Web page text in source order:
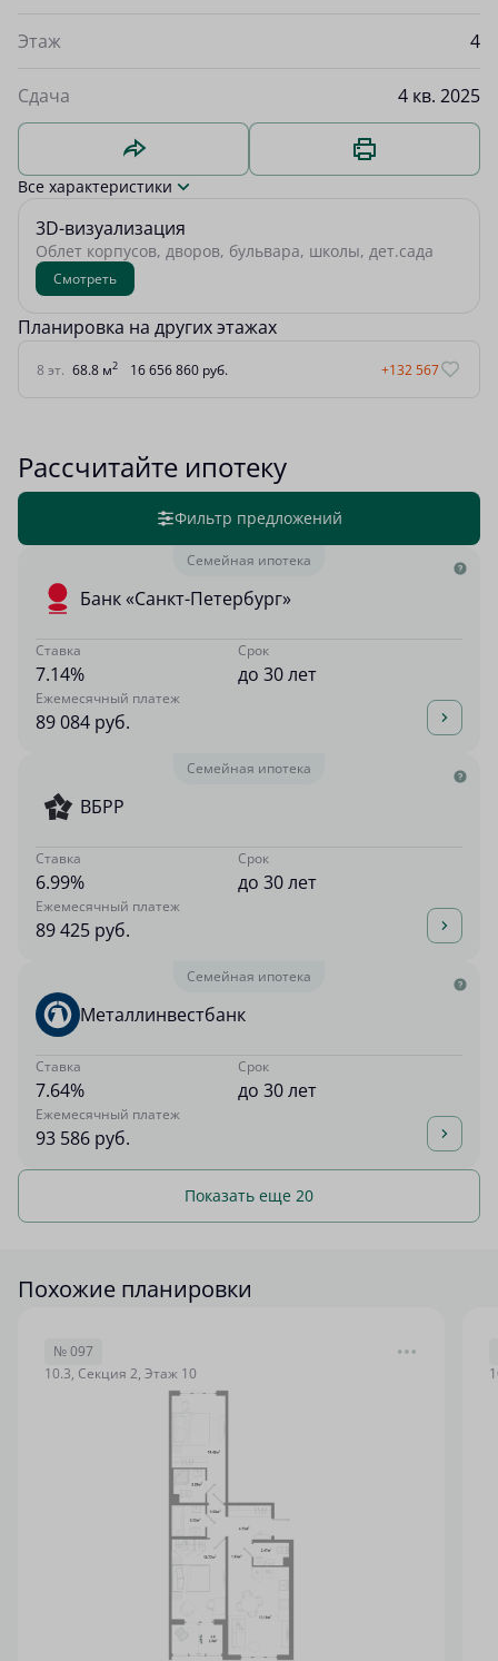
Этаж 4
Сдача 4 кв. 2025
Все характеристики
3D-визуализация
Облет корпусов, дворов, бульвара, школы, дет.сада
Смотреть
Планировка на других этажах
8 эт. 68.8 м2 16 656 860 руб. +132 567
Рассчитайте ипотеку
Фильтр предложений
Семейная ипотека
Банк «Санкт-Петербург»
Ставка
7.14%
Срок
до 30 лет
Ежемесячный платеж
89 084 руб.
Семейная ипотека
ВБРР
Ставка
6.99%
Срок
до 30 лет
Ежемесячный платеж
89 425 руб.
Семейная ипотека
Металлинвестбанк
Ставка
7.64%
Срок
до 30 лет
Ежемесячный платеж
93 586 руб.
Показать еще 20
Похожие планировки
№ 097
10.3, Секция 2, Этаж 10